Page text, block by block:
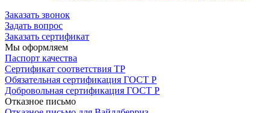
Заказать звонок
Задать вопрос
Заказать сертификат
Мы оформляем
Паспорт качества
Сертификат соответствия ТР
Обязательная сертификация ГОСТ Р
Добровольная сертификация ГОСТ Р
Отказное письмо